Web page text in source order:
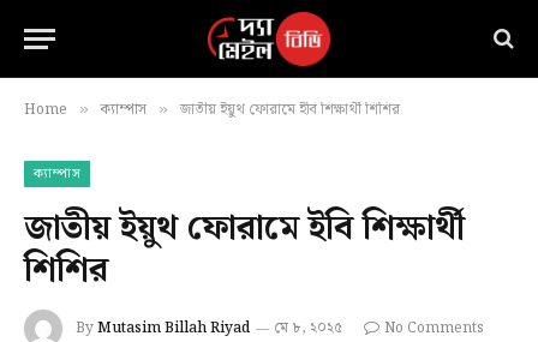
Home » ক্যাম্পাস » জাতীয় ইয়ুথ ফোরামে ইবি শিক্ষার্থী শিশির
ক্যাম্পাস
জাতীয় ইয়ুথ ফোরামে ইবি শিক্ষার্থী
শিশির
ByMutasim Billah Riyad মে ৮, ২০২৫
No Comments